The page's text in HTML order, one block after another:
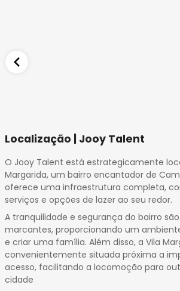
Localização | Jooy Talent
O Jooy Talent está estrategicamente
Margarida, um bairro encantador de
oferece uma infraestrutura completa,
serviços e opções de lazer ao seu redor.
A tranquilidade e segurança do bairro
marcantes, proporcionando um
e criar uma família. Além disso, a Vila
convenientemente situada próxima a
acesso, facilitando a locomoção para
cidade